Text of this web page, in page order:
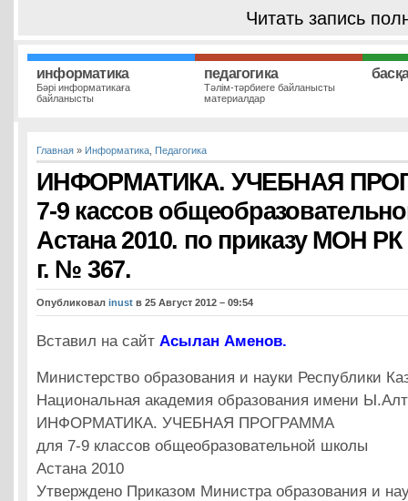
Читать запись
информатика
Бәрі информатикаға
байланысты
педагогика
Тәлім-тәрбиеге байланысты
материалдар
Главная » Информатика Педагогика
ИНФОРМАТИКА. УЧЕБНАЯ
7-9 кассов
Астана 2010. по приказу МОН РК
г. № 367.
Опубликовал inust в 25 Август 2012 – 09:54
Вставил на сайт Асылан Аменов.
Министерство образования и науки Республики
Национальная академия образования имени
ИНФОРМАТИКА. УЧЕБНАЯ ПРОГРАММА
для 7-9 классов общеобразовательной школы
Астана 2010
Утверждено Приказом Министра образования и